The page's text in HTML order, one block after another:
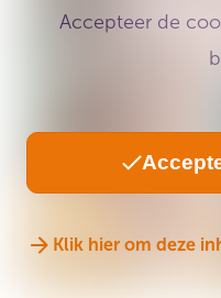
Accepteer de
Klik hier om deze